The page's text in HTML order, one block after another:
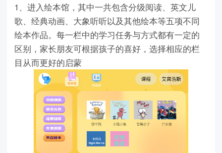
1、进入绘本馆，其中一共包含分级阅读、英文儿
歌、经典动画、大象听听以及其他绘本等五项不同
绘本作品。每一栏中的学习任务与方式都有一定的
区别，家长朋友可根据孩子的喜好，选择相应的栏
目从而更好的启蒙